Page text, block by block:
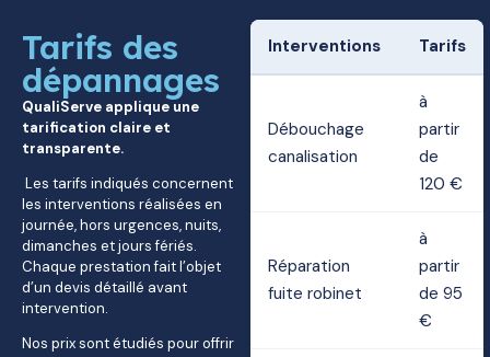
Tarifs des
dépannages
QualiServe applique une
tarification claire et
transparente.
Les tarifs indiqués concernent
les interventions réalisées en
journée, hors urgences, nuits,
dimanches et jours fériés.
Chaque prestation fait l’objet
d’un devis détaillé avant
intervention.
Nos prix sont étudiés pour offrir
Interventions Tarifs
Débouchage
canalisation
à
partir
de
120 €
Réparation
fuite robinet
à
partir
de 95
€